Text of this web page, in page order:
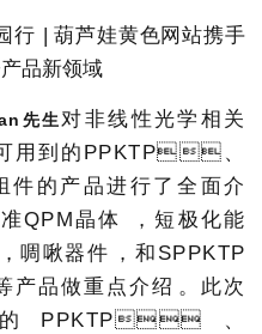
先生 对非线性光学相关
用到的PPKTP、
件的产品进行了全面介
晶体，短极化能
，啁啾器件，和SPPKTP
品做重点介绍。此次
、